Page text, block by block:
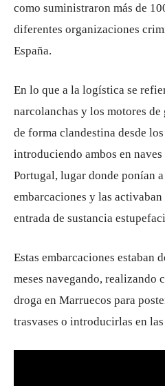
como suministraron más de
diferentes organizaciones
España.
En lo que a la logística se
narcolanchas y los motores
de forma clandestina desde los
introduciendo ambos en naves
Portugal, lugar donde ponían
embarcaciones y las
entrada de sustancia
Estas embarcaciones estaban
meses navegando, realizando
droga en Marruecos para
trasvases o introducirlas en las